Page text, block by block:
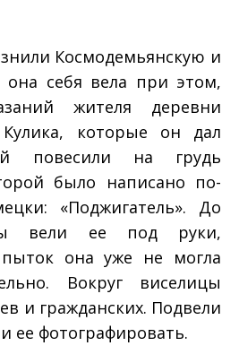
Космодемьянскую и
она себя вела при этом,
жителя деревни
которые он дал
повесили на грудь
было написано по­-
«Поджигатель». До
вели ее под руки,
пыток она уже не могла
Вокруг виселицы
и гражданских. Подвели
ее фотографировать.